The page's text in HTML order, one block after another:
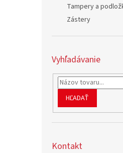
Tampery a
Zástery
Vyhľadávanie
HĽADAŤ
Kontakt